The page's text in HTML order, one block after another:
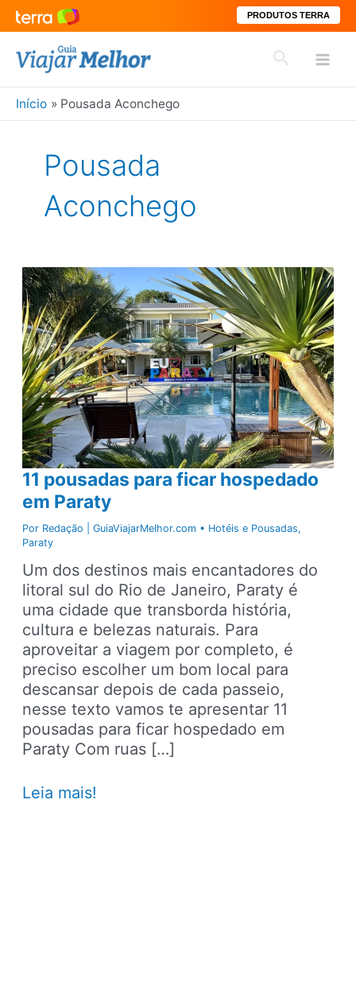
PRODUTOS TERRA
para
conteúdo
Pesquisar
Início Pousada Aconchego
Pousada
Aconchego
11 pousadas para ficar hospedado
em Paraty
Por Redação | GuiaViajarMelhor.com • Hotéis e Pousadas,
Paraty
Um dos destinos mais encantadores do
litoral sul do Rio de Janeiro, Paraty é
uma cidade que transborda história,
cultura e belezas naturais. Para
aproveitar a viagem por completo, é
preciso escolher um bom local para
descansar depois de cada passeio,
nesse texto vamos te apresentar 11
pousadas para ficar hospedado em
Paraty Com ruas […]
11
Leia mais!